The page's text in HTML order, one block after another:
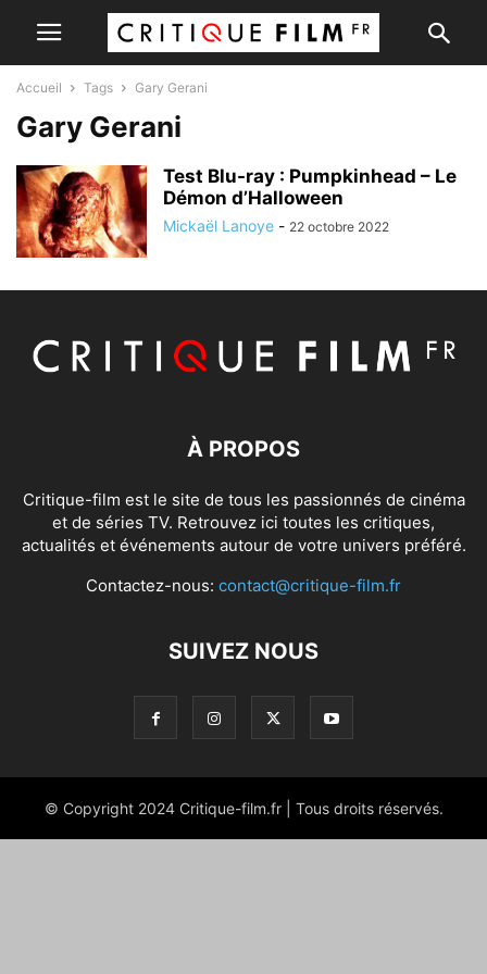
Accueil Tags Gary Gerani
Gary Gerani
Test Blu-ray : Pumpkinhead – Le
Démon d’Halloween
Mickaël Lanoye - 22 octobre 2022
À PROPOS
Critique-film est le site de tous les passionnés de cinéma
et de séries TV. Retrouvez ici toutes les critiques,
actualités et événements autour de votre univers préféré.
Contactez-nous: contact@critique-film.fr
SUIVEZ NOUS
© Copyright 2024 Critique-film.fr | Tous droits réservés.